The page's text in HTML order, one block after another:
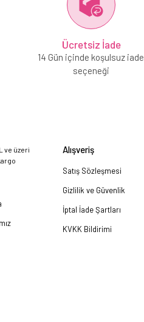
Ücretsiz İade
14 Gün içinde koşulsuz iade
seçeneği
ve üzeri
Alışveriş
Satış Sözleşmesi
Gizlilik ve Güvenlik
İptal İade Şartları
KVKK Bildirimi